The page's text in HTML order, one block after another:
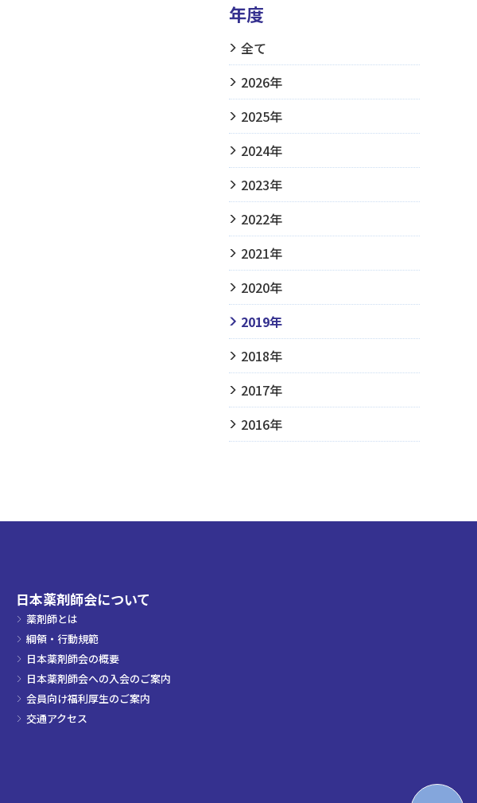
年度
全て
2026年
2025年
2024年
2023年
2022年
2021年
2020年
2019年
2018年
2017年
2016年
日本薬剤師会について
薬剤師とは
綱領・行動規範
日本薬剤師会の概要
日本薬剤師会への入会のご案内
会員向け福利厚生のご案内
交通アクセス